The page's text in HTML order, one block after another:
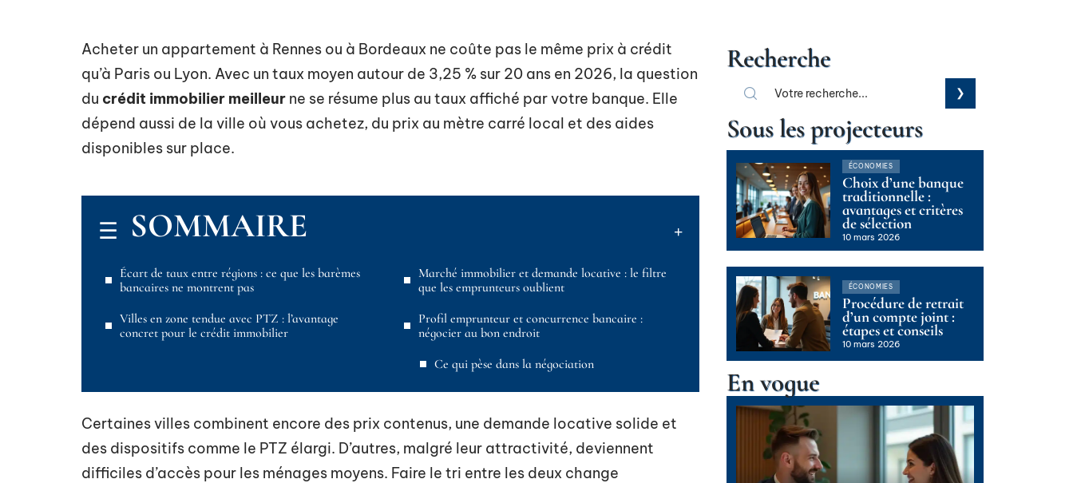
Acheter un appartement à Rennes ou à Bordeaux ne coûte pas le même prix à crédit
qu’à Paris ou Lyon. Avec un taux moyen autour de 3,25 % sur 20 ans en 2026, la question
du crédit immobilier meilleur ne se résume plus au taux affiché par votre banque. Elle
dépend aussi de la ville où vous achetez, du prix au mètre carré local et des aides
disponibles sur place.
SOMMAIRE
Écart de taux entre régions : ce que les barèmes
bancaires ne montrent pas
Villes en zone tendue avec PTZ : l’avantage
concret pour le crédit immobilier
Marché immobilier et demande locative : le filtre
que les emprunteurs oublient
Profil emprunteur et concurrence bancaire :
négocier au bon endroit
Ce qui pèse dans la négociation
Certaines villes combinent encore des prix contenus, une demande locative solide et
des dispositifs comme le PTZ élargi. D’autres, malgré leur attractivité, deviennent
difficiles d’accès pour les ménages moyens. Faire le tri entre les deux change
Recherche
Sous les projecteurs
ÉCONOMIES
Choix d’une banque
traditionnelle :
avantages et critères
de sélection
10 mars 2026
ÉCONOMIES
Procédure de retrait
d’un compte joint :
étapes et conseils
10 mars 2026
En vogue